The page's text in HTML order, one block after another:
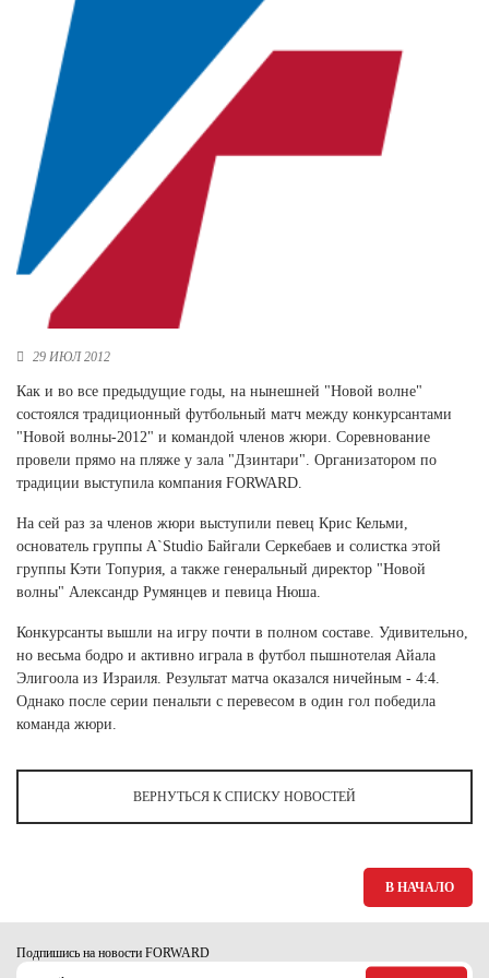
Новосибирская область (3)
Омская область (5)
Республика Башкортостан (3)
Республика Крым (1)
Республика Татарстан (2)
Ростовская область (2)
Самарская область (1)
Санкт-Петербург и ЛО (3)
Саратовская область (1)
Свердловская область (5)
Северная Осетия (2)
Смоленская область (1)
Томская область (1)
Тюменская область (3)
Хакасия (1)
Ханты-Мансийский автономный округ (3)
Челябинская область (2)
Ямало-Ненецкий автономный округ (1)
Ярославская область (1)
29 ИЮЛ 2012
Как и во все предыдущие годы, на нынешней "Новой волне"
состоялся традиционный футбольный матч между конкурсантами
"Новой волны-2012" и командой членов жюри. Соревнование
провели прямо на пляже у зала "Дзинтари". Организатором по
традиции выступила компания FORWARD.
На сей раз за членов жюри выступили певец Крис Кельми,
основатель группы A`Studio Байгали Серкебаев и солистка этой
группы Кэти Топурия, а также генеральный директор "Новой
волны" Александр Румянцев и певица Нюша.
Конкурсанты вышли на игру почти в полном составе. Удивительно,
но весьма бодро и активно играла в футбол пышнотелая Айала
Элигоола из Израиля. Результат матча оказался ничейным - 4:4.
Однако после серии пенальти с перевесом в один гол победила
команда жюри.
ВЕРНУТЬСЯ К СПИСКУ НОВОСТЕЙ
В НАЧАЛО
Подпишись на новости FORWARD